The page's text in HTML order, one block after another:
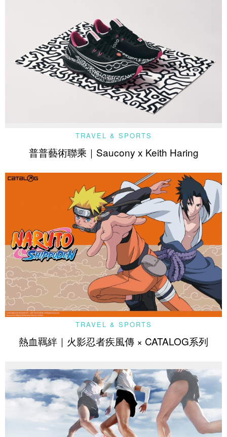
TRAVEL & SPORTS
普普藝術聯乘｜Saucony x Keith Haring
TRAVEL & SPORTS
熱血羈絆｜火影忍者疾風傳 × CATALOG系列